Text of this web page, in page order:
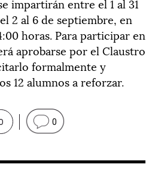
impartirán entre el 1 al 31
2 al 6 de septiembre, en
horas. Para participar en
aprobarse por el Claustro
formalmente y
12 alumnos a reforzar.
0